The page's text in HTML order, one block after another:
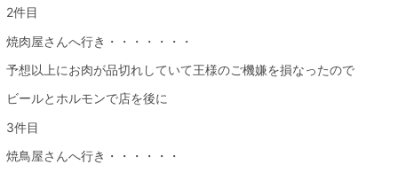
2件目
焼肉屋さんへ行き・・・・・・・
予想以上にお肉が品切れしていて王様のご機嫌を損なったので
ビールとホルモンで店を後に
3件目
焼鳥屋さんへ行き・・・・・・